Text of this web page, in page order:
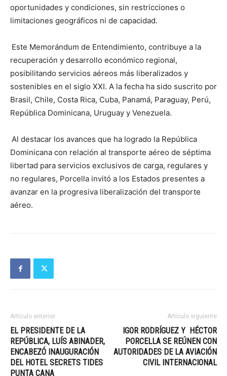
oportunidades y condiciones, sin restricciones o
limitaciones geográficos ni de capacidad.
Este Memorándum de Entendimiento, contribuye a la
recuperación y desarrollo económico regional,
posibilitando servicios aéreos más liberalizados y
sostenibles en el siglo XXI. A la fecha ha sido suscrito por
Brasil, Chile, Costa Rica, Cuba, Panamá, Paraguay, Perú,
República Dominicana, Uruguay y Venezuela.
Al destacar los avances que ha logrado la República
Dominicana con relación al transporte aéreo de séptima
libertad para servicios exclusivos de carga, regulares y
no regulares, Porcella invitó a los Estados presentes a
avanzar en la progresiva liberalización del transporte
aéreo.
Artículo anterior
EL PRESIDENTE DE LA
REPÚBLICA, LUÍS ABINADER,
ENCABEZÓ INAUGURACIÓN
DEL HOTEL SECRETS TIDES
PUNTA CANA
Artículo siguiente
IGOR RODRÍGUEZ Y HÉCTOR
PORCELLA SE REÚNEN CON
AUTORIDADES DE LA AVIACIÓN
CIVIL INTERNACIONAL